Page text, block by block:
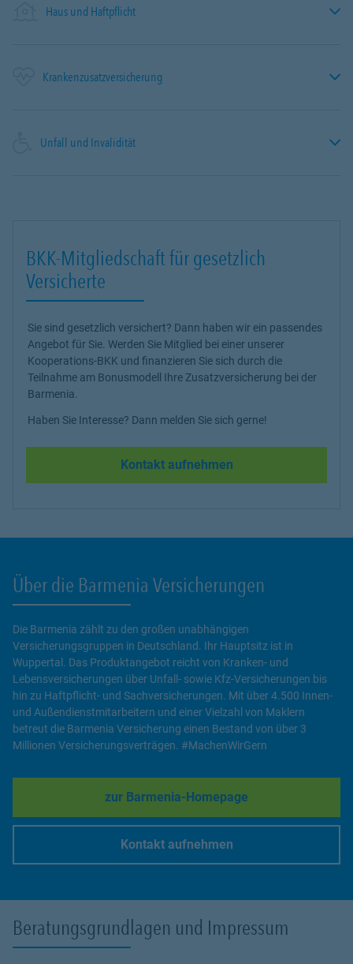
Haus und Haftpflicht
Krankenzusatzversicherung
Unfall und Invalidität
BKK-Mitgliedschaft für gesetzlich
Versicherte
Sie sind gesetzlich versichert? Dann haben wir ein passendes
Angebot für Sie. Werden Sie Mitglied bei einer unserer
Kooperations-BKK und finanzieren Sie sich durch die
Teilnahme am Bonusmodell Ihre Zusatzversicherung bei der
Barmenia.
Haben Sie Interesse? Dann melden Sie sich gerne!
Kontakt aufnehmen
Über die Barmenia Versicherungen
Die Barmenia zählt zu den großen unabhängigen
Versicherungsgruppen in Deutschland. Ihr Hauptsitz ist in
Wuppertal. Das Produktangebot reicht von Kranken- und
Lebensversicherungen über Unfall- sowie Kfz-Versicherungen bis
hin zu Haftpflicht- und Sachversicherungen. Mit über 4.500 Innen-
und Außendienstmitarbeitern und einer Vielzahl von Maklern
betreut die Barmenia Versicherung einen Bestand von über 3
Millionen Versicherungsverträgen. #MachenWirGern
zur Barmenia-Homepage
Link Opens in New Tab
Kontakt aufnehmen
Beratungsgrundlagen und Impressum